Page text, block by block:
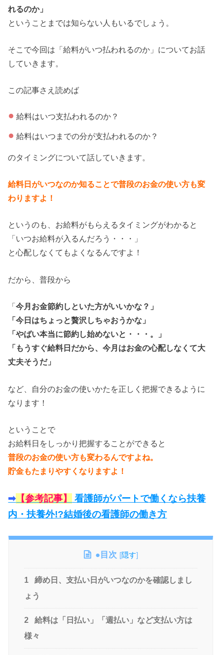
れるのか」
ということまでは知らない人もいるでしょう。
そこで今回は「給料がいつ払われるのか」についてお話
していきます。
この記事さえ読めば
給料はいつ支払われるのか？
給料はいつまでの分が支払われるのか？
のタイミングについて話していきます。
給料日がいつなのか知ることで普段のお金の使い方も変
わりますよ！
というのも、お給料がもらえるタイミングがわかると
「いつお給料が入るんだろう・・・」
と心配しなくてもよくなるんですよ！
だから、普段から
「今月お金節約しといた方がいいかな？」
「今日はちょっと贅沢しちゃおうかな」
「やばい本当に節約し始めないと・・・。」
「もうすぐ給料日だから、今月はお金の心配しなくて大
丈夫そうだ」
など、自分のお金の使いかたを正しく把握できるように
なります！
ということで
お給料日をしっかり把握することができると
普段のお金の使い方も変わるんですよね。
貯金もたまりやすくなりますよ！
➡︎ 【参考記事】
看護師がパートで働くなら扶養
内・扶養外!?結婚後の看護師の働き方
●目次 [隠す]
1
締め日、支払い日がいつなのかを確認しまし
ょう
2
給料は「日払い」「週払い」など支払い方は
様々